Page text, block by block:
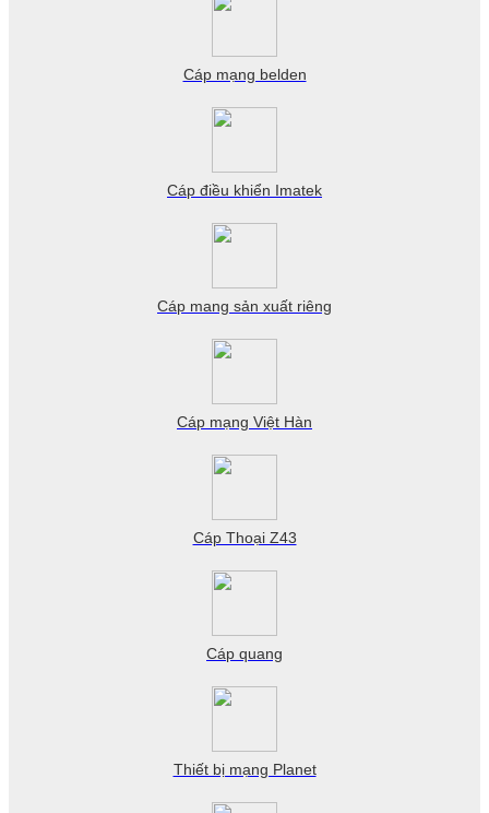
Cáp mạng belden
Cáp điều khiển Imatek
Cáp mang sản xuất riêng
Cáp mạng Việt Hàn
Cáp Thoại Z43
Cáp quang
Thiết bị mạng Planet